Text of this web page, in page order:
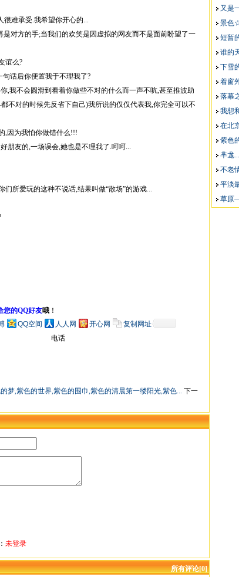
难承受.我希望你开心的...
对方的手;当我们的欢笑是因虚拟的网友而不是面前盼望了一
谊么?
话后你便置我于不理我了?
,我不会圆滑到看着你做些不对的什么而一声不吭,甚至推波助
不对的时候先反省下自己)我所说的仅仅代表我,你完全可以不
,因为我怕你做错什么!!!
朋友的,一场误会,她也是不理我了.呵呵...
所爱玩的这种不说话,结果叫做“散场”的游戏...
您的QQ好友哦 ！
QQ空间 人人网 开心网
复制网址
电话
梦,紫色的世界,紫色的围巾,紫色的清晨第一缕阳光,紫色... 下一
未登录
所有评论[0]
又是
景色
短暂
谁的
下雪
着窗
落幕
我想
在北
紫色
芈尨
不老
平淡
草原